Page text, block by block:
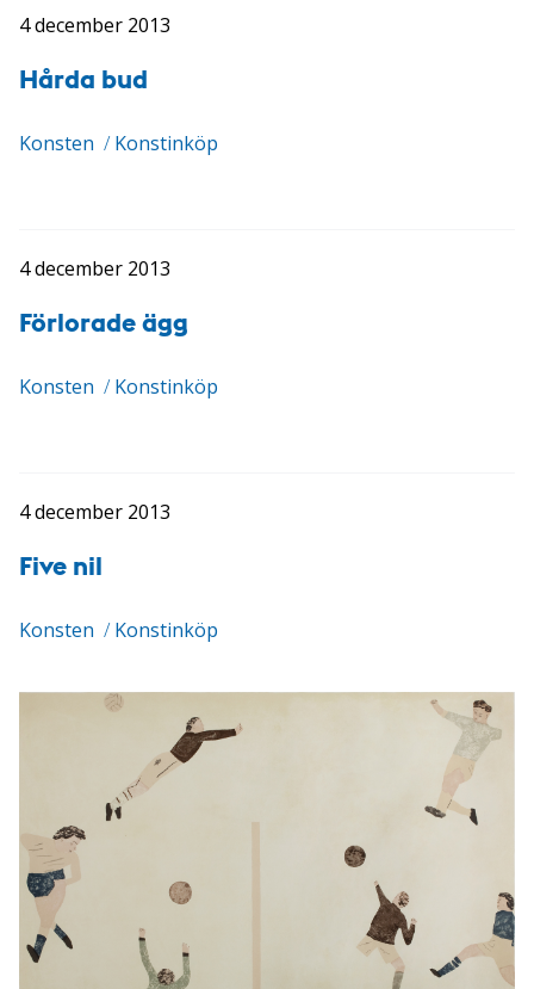
4 december 2013
Hårda bud
Konsten / Konstinköp
4 december 2013
Förlorade ägg
Konsten / Konstinköp
4 december 2013
Five nil
Konsten / Konstinköp